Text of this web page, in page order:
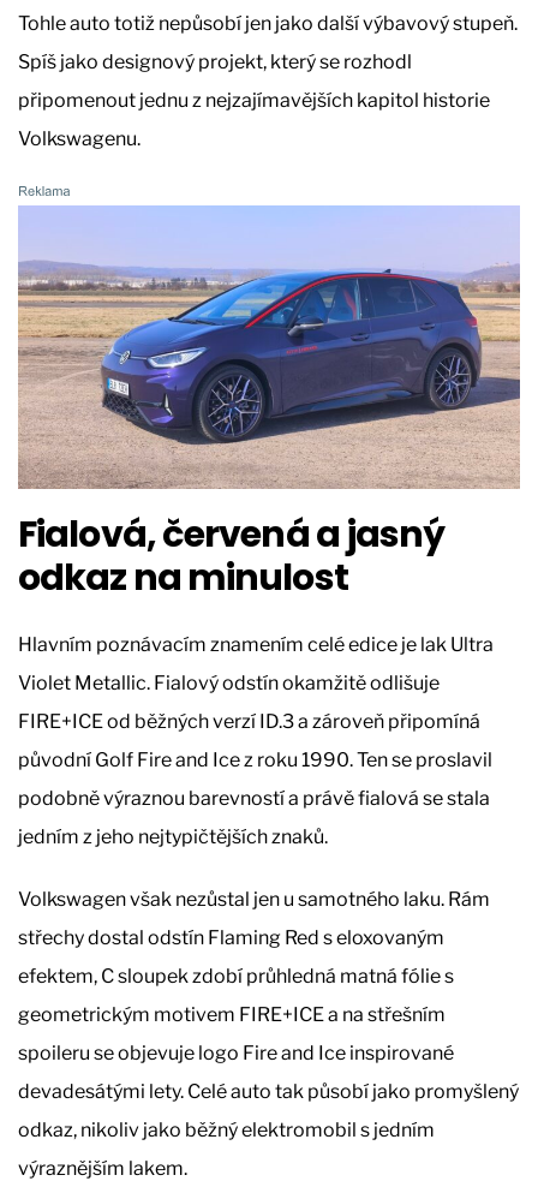
Tohle auto totiž nepůsobí jen jako další výbavový stupeň.
Spíš jako designový projekt, který se rozhodl
připomenout jednu z nejzajímavějších kapitol historie
Volkswagenu.
Fialová, červená a jasný
odkaz na minulost
Hlavním poznávacím znamením celé edice je lak Ultra
Violet Metallic. Fialový odstín okamžitě odlišuje
FIRE+ICE od běžných verzí ID.3 a zároveň připomíná
původní Golf Fire and Ice z roku 1990. Ten se proslavil
podobně výraznou barevností a právě fialová se stala
jedním z jeho nejtypičtějších znaků.
Volkswagen však nezůstal jen u samotného laku. Rám
střechy dostal odstín Flaming Red s eloxovaným
efektem, C sloupek zdobí průhledná matná fólie s
geometrickým motivem FIRE+ICE a na střešním
spoileru se objevuje logo Fire and Ice inspirované
devadesátými lety. Celé auto tak působí jako promyšlený
odkaz, nikoliv jako běžný elektromobil s jedním
výraznějším lakem.